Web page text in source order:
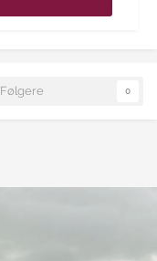
Følgere 0